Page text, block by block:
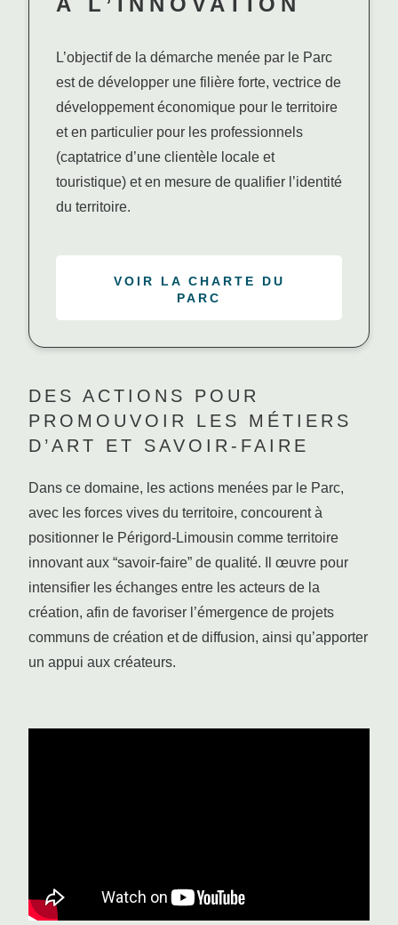
L’objectif de la démarche menée par le Parc
est de développer une filière forte, vectrice de
développement économique pour le territoire
et en particulier pour les professionnels
(captatrice d’une clientèle locale et
touristique) et en mesure de qualifier l’identité
du territoire.
VOIR LA CHARTE DU
PARC
DES ACTIONS POUR
PROMOUVOIR LES MÉTIERS
D’ART ET SAVOIR-FAIRE
Dans ce domaine, les actions menées par le Parc,
avec les forces vives du territoire, concourent à
positionner le Périgord-Limousin comme territoire
innovant aux “savoir-faire” de qualité. Il œuvre pour
intensifier les échanges entre les acteurs de la
création, afin de favoriser l’émergence de projets
communs de création et de diffusion, ainsi qu’apporter
un appui aux créateurs.
#